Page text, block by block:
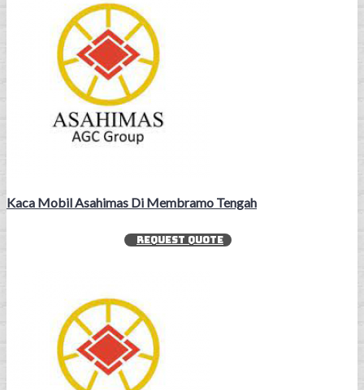
Kaca Mobil Asahimas Di Membramo Tengah
REQUEST QUOTE